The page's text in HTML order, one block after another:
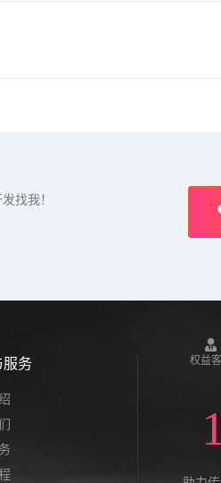
找我！
服务 权益